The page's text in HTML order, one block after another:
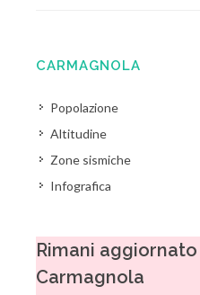
CARMAGNOLA
Popolazione
Altitudine
Zone sismiche
Infografica
Rimani
Carmagnola